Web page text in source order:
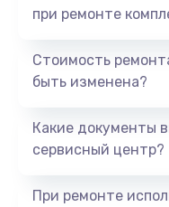
при ремонте
Стоимость
быть изменена?
Какие документы
сервисный центр?
При ремонте